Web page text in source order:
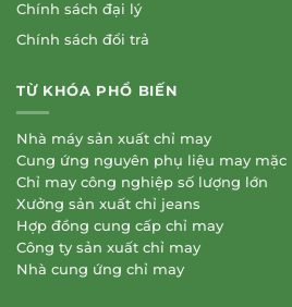
Chính sách đại lý
Chính sách đổi trả
TỪ KHÓA PHỔ BIẾN
Nhà máy sản xuất chỉ may
Cung ứng nguyên phụ liệu may mặc
Chỉ may công nghiệp số lượng lớn
Xưởng sản xuất chỉ jeans
Hợp đồng cung cấp chỉ may
Công ty sản xuất chỉ may
Nhà cung ứng chỉ may